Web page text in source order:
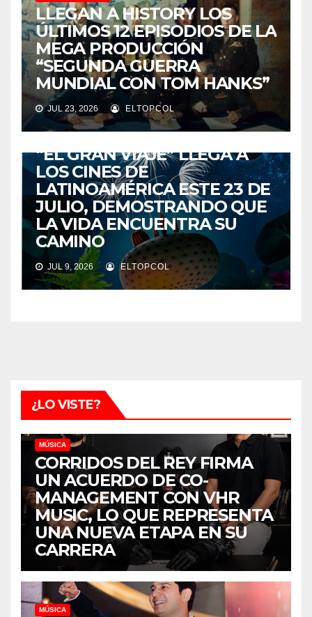
LLEGAN A HISTORY LOS
ÚLTIMOS 12 EPISODIOS DE LA
MEGA PRODUCCIÓN
“SEGUNDA GUERRA
MUNDIAL CON TOM HANKS”
JUL 23, 2026 ELTOPCOL
“EL GRAN VIAJE” LLEGA A
LOS CINES DE
LATINOAMÉRICA ESTE 23 DE
JULIO, DEMOSTRANDO QUE
LA VIDA ENCUENTRA SU
CAMINO
JUL 9, 2026 ELTOPCOL
¿LO VISTE?
MÚSICA
CORRIDOS DEL REY FIRMA
UN ACUERDO DE CO-
MANAGEMENT CON VHR
MUSIC, LO QUE REPRESENTA
UNA NUEVA ETAPA EN SU
CARRERA
MÚSICA